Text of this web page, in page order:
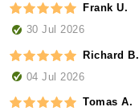
Frank U.
30 Jul 2026
Richard B.
04 Jul 2026
Tomas A.